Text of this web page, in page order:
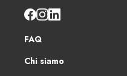
FAQ
Chi siamo